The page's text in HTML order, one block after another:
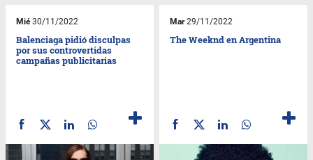
Mié30/11/2022
Balenciaga pidió disculpas
por sus controvertidas
campañas publicitarias
Mar29/11/2022
The Weeknd en Argentina